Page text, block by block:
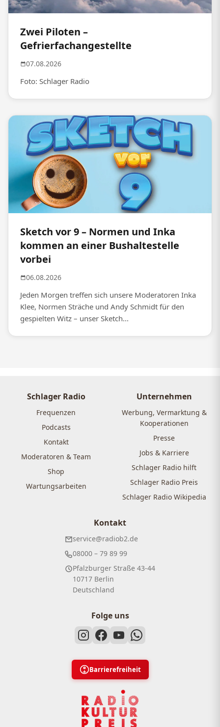
Zwei Piloten –
Gefrierfachangestellte
07.08.2026
Foto: Schlager Radio
Sketch vor 9 – Normen und Inka
kommen an einer Bushaltestelle
vorbei
06.08.2026
Jeden Morgen treffen sich unsere Moderatoren Inka
Klee, Normen Sträche und Andy Schmidt für den
gespielten Witz – unser Sketch...
Schlager Radio
Frequenzen
Podcasts
Kontakt
Moderatoren & Team
Shop
Wartungsarbeiten
Unternehmen
Werbung, Vermarktung &
Kooperationen
Presse
Jobs & Karriere
Schlager Radio hilft
Schlager Radio Preis
Schlager Radio Wikipedia
Kontakt
service@radiob2.de
08000 – 79 89 99
Pfalzburger Straße 43-44
10717 Berlin
Deutschland
Folge uns
Barrierefreiheit